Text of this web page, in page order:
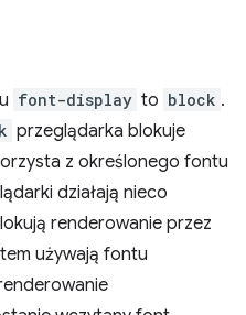
font-display to block .
przeglądarka blokuje
z określonego fontu
działają nieco
renderowanie przez
używają fontu